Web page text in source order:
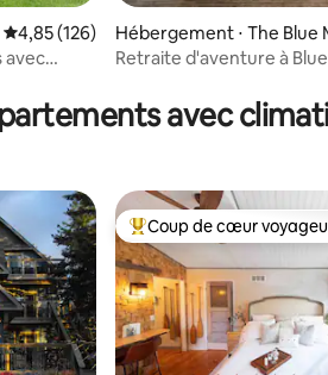
: 4,94 sur 5
Évaluation moyenne sur la base de 126
4,85 (126)
avec
Hébergement ⋅ The Blue
untains
Retraite d'aventure à
avec
appréciés Coups de cœur
Coup de cœur